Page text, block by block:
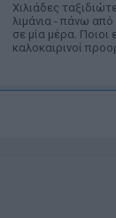
Χιλιάδες
λιμάνια - πάνω
σε μία μέρα. Ποιοι
καλοκαιρινοί